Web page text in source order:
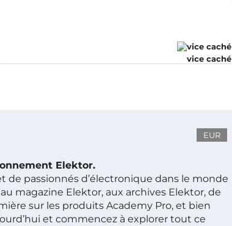
vice caché
EUR
Elektor.
de passionnés d’électronique dans le monde
magazine Elektor, aux archives Elektor, de
sur les produits Academy Pro, et bien
et commencez à explorer tout ce